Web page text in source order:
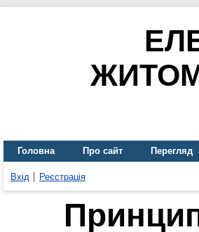
Головна Про сайт Перегляд
Вхід Реєстрація